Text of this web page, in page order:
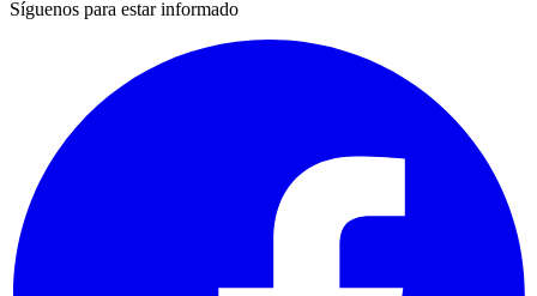
Síguenos para estar informado